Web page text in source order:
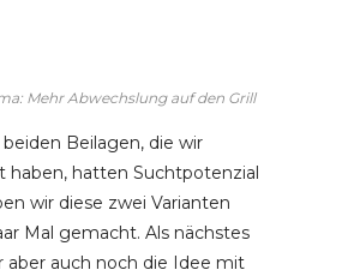
Mehr Abwechslung auf den Grill
Beilagen, die wir
haben, hatten Suchtpotenzial
wir diese zwei Varianten
Mal gemacht. Als nächstes
aber auch noch die Idee mit